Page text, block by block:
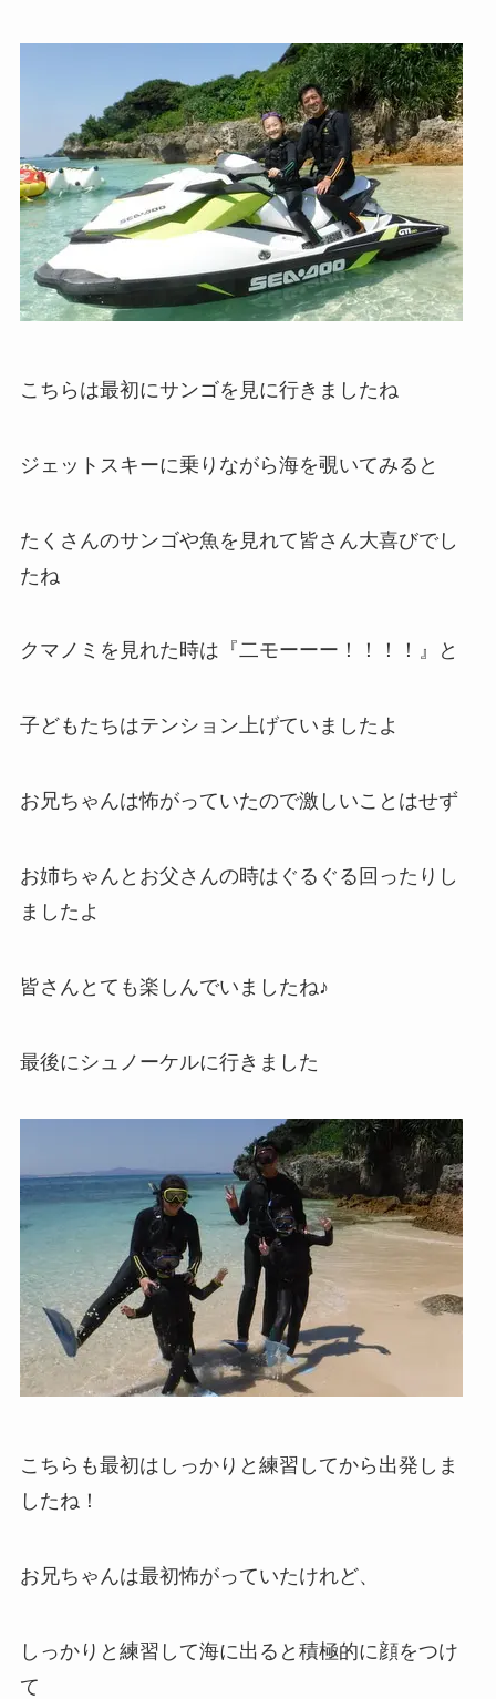
こちらは最初にサンゴを見に行きましたね
ジェットスキーに乗りながら海を覗いてみると
たくさんのサンゴや魚を見れて皆さん大喜びでし
たね
クマノミを見れた時は『二モーーー！！！！』と
子どもたちはテンション上げていましたよ
お兄ちゃんは怖がっていたので激しいことはせず
お姉ちゃんとお父さんの時はぐるぐる回ったりし
ましたよ
皆さんとても楽しんでいましたね♪
最後にシュノーケルに行きました
こちらも最初はしっかりと練習してから出発しま
したね！
お兄ちゃんは最初怖がっていたけれど、
しっかりと練習して海に出ると積極的に顔をつけ
て